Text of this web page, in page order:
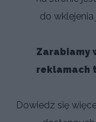
do
Zarabiamy
reklamach
Dowiedz się